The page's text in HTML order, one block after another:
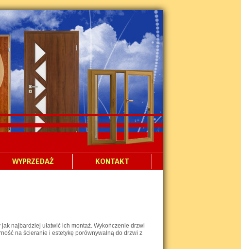
WYPRZEDAŻ KONTAKT
najbardziej ułatwić ich montaż. Wykończenie drzwi
na ścieranie i estetykę porównywalną do drzwi z